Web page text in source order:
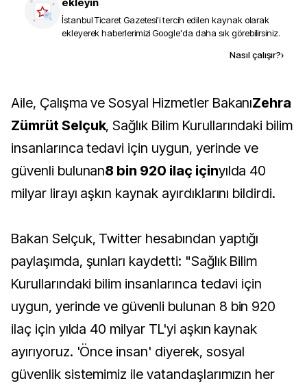
İstanbul Ticaret Gazetesi'i tercih edilen kaynak olarak
ekleyerek haberlerimizi Google'da daha sık görebilirsiniz.
Nasıl çalışır?›
Aile, Çalışma ve Sosyal Hizmetler BakanıZehra
Zümrüt Selçuk, Sağlık Bilim Kurullarındaki bilim
insanlarınca tedavi için uygun, yerinde ve
güvenli bulunan8 bin 920 ilaç içinyılda 40
milyar lirayı aşkın kaynak ayırdıklarını bildirdi.
Bakan Selçuk, Twitter hesabından yaptığı
paylaşımda, şunları kaydetti: "Sağlık Bilim
Kurullarındaki bilim insanlarınca tedavi için
uygun, yerinde ve güvenli bulunan 8 bin 920
ilaç için yılda 40 milyar TL'yi aşkın kaynak
ayırıyoruz. 'Önce insan' diyerek, sosyal
güvenlik sistemimiz ile vatandaşlarımızın her